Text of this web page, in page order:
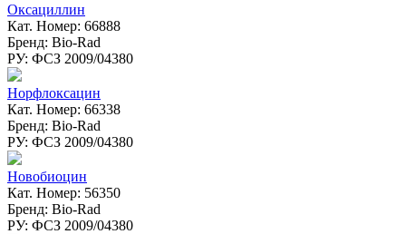
Оксациллин
Кат. Номер: 66888
Бренд: Bio-Rad
РУ: ФСЗ 2009/04380
Норфлоксацин
Кат. Номер: 66338
Бренд: Bio-Rad
РУ: ФСЗ 2009/04380
Новобиоцин
Кат. Номер: 56350
Бренд: Bio-Rad
РУ: ФСЗ 2009/04380